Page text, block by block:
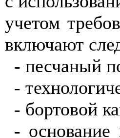
учетом
включают
- песчаный
-
- бортовой
-